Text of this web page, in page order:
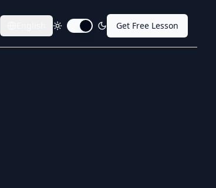
Toggle dark modeGet Free Lesson